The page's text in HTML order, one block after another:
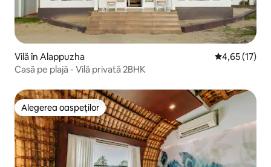
Vilă în Alappuzha Scor mediu
4,65 (17)
Casă pe plajă - Vilă privată 2BHK
Alegerea oaspeților
Alegerea oaspeților